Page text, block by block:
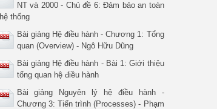
NT và 2000 - Chủ đề 6: Đảm bảo an toàn
hệ thống
Bài giảng Hệ điều hành - Chương 1: Tổng
quan (Overview) - Ngô Hữu Dũng
Bài giảng Hệ điều hành - Bài 1: Giới thiệu
tổng quan hệ điều hành
Bài giảng Nguyên lý hệ điều hành -
Chương 3: Tiến trình (Processes) - Phạm